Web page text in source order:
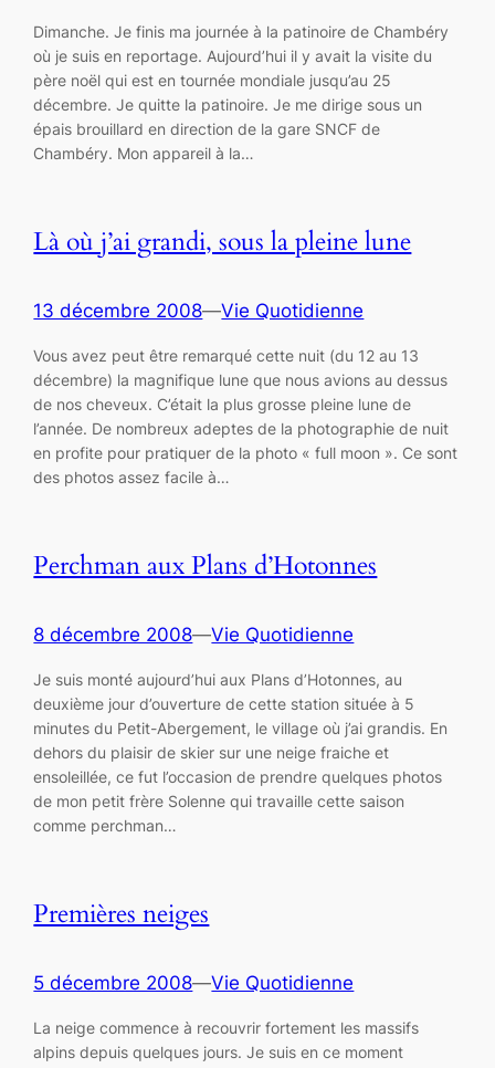
Dimanche. Je finis ma journée à la patinoire de Chambéry
où je suis en reportage. Aujourd’hui il y avait la visite du
père noël qui est en tournée mondiale jusqu’au 25
décembre. Je quitte la patinoire. Je me dirige sous un
épais brouillard en direction de la gare SNCF de
Chambéry. Mon appareil à la…
Là où j’ai grandi, sous la pleine lune
13 décembre 2008—Vie Quotidienne
Vous avez peut être remarqué cette nuit (du 12 au 13
décembre) la magnifique lune que nous avions au dessus
de nos cheveux. C’était la plus grosse pleine lune de
l’année. De nombreux adeptes de la photographie de nuit
en profite pour pratiquer de la photo « full moon ». Ce sont
des photos assez facile à…
Perchman aux Plans d’Hotonnes
8 décembre 2008—Vie Quotidienne
Je suis monté aujourd’hui aux Plans d’Hotonnes, au
deuxième jour d’ouverture de cette station située à 5
minutes du Petit-Abergement, le village où j’ai grandis. En
dehors du plaisir de skier sur une neige fraiche et
ensoleillée, ce fut l’occasion de prendre quelques photos
de mon petit frère Solenne qui travaille cette saison
comme perchman…
Premières neiges
5 décembre 2008—Vie Quotidienne
La neige commence à recouvrir fortement les massifs
alpins depuis quelques jours. Je suis en ce moment